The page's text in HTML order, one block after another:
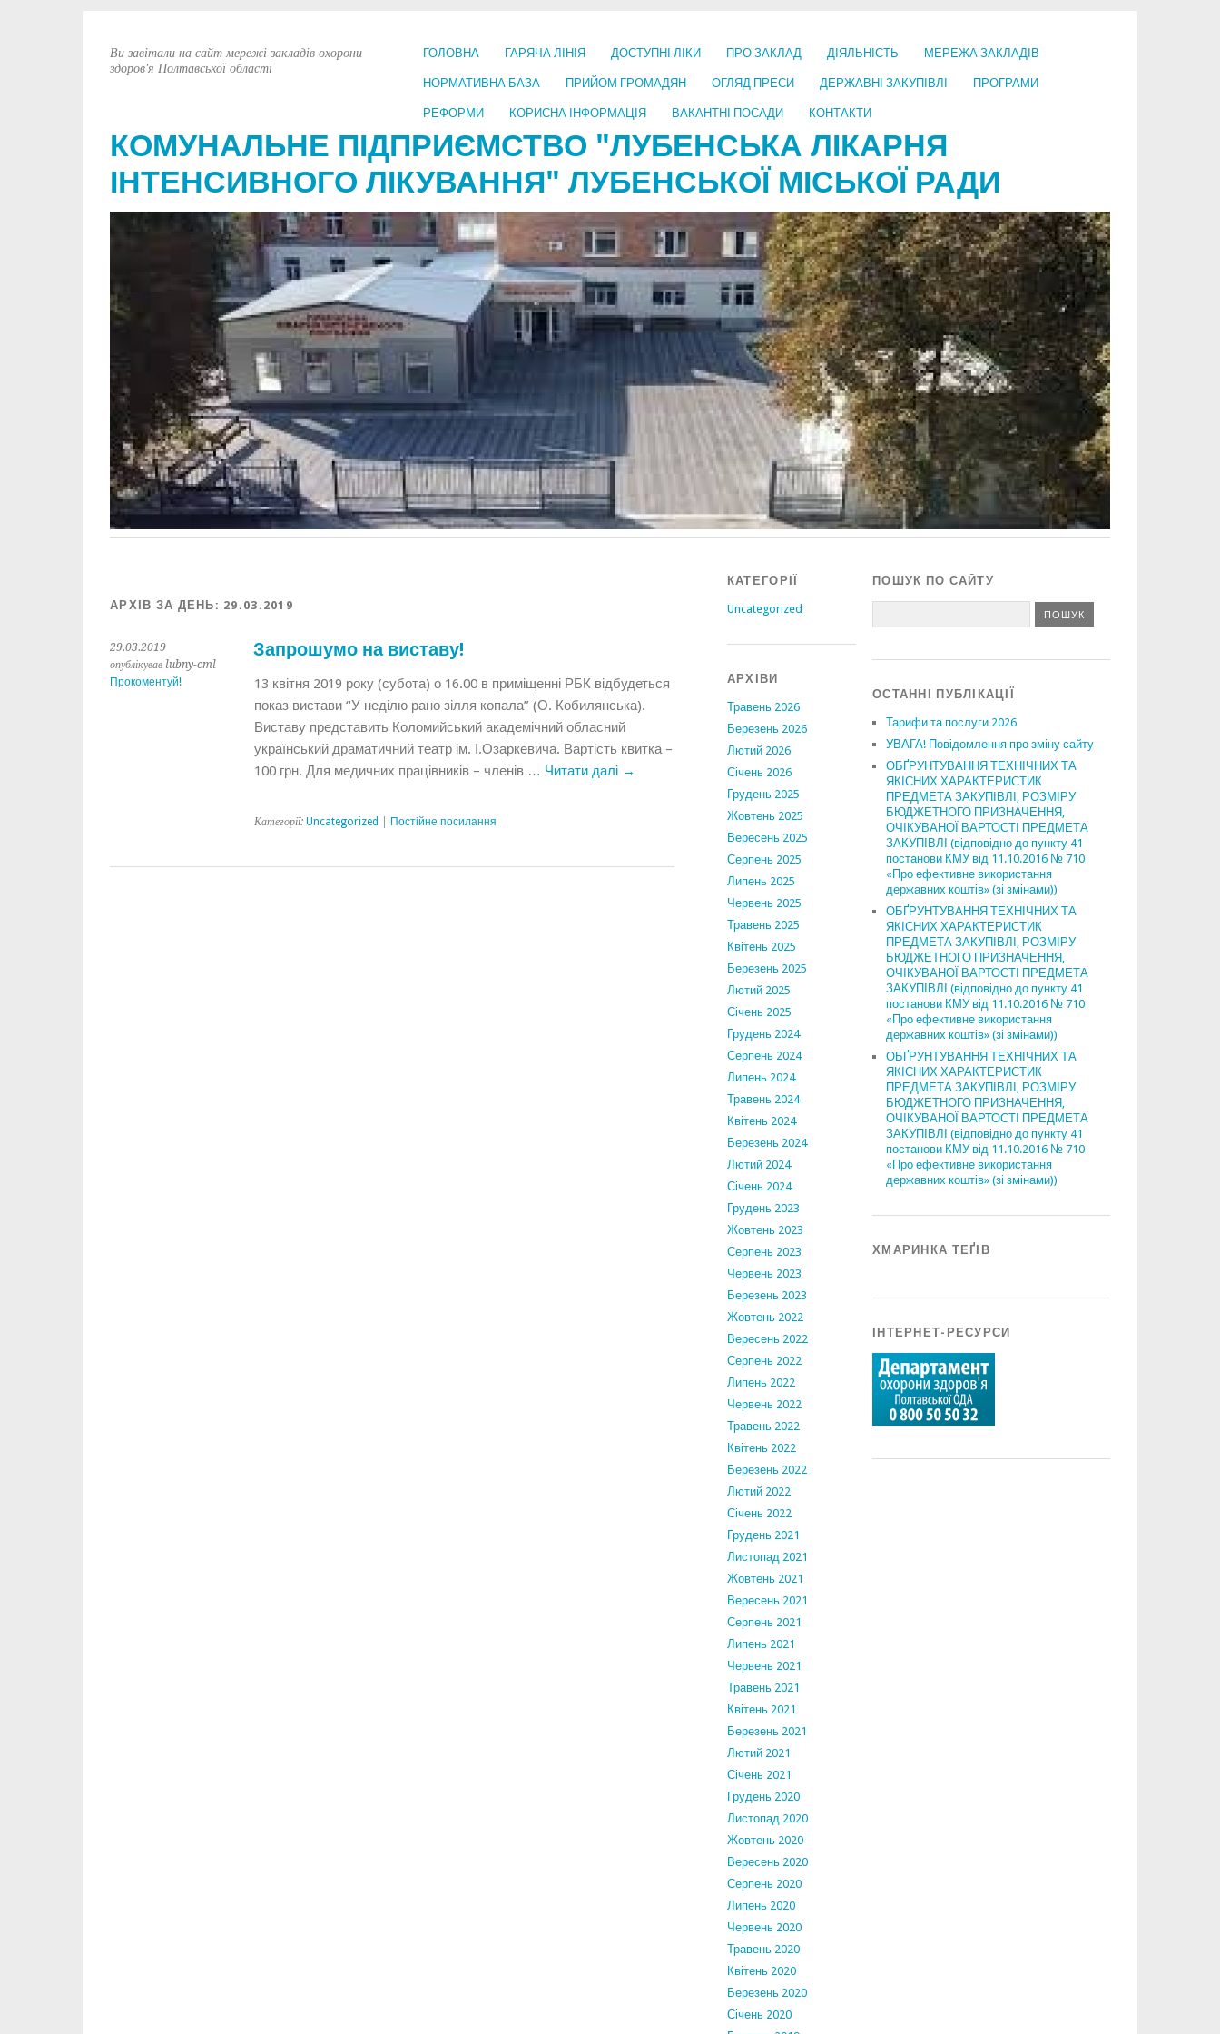
ГОЛОВНА ГАРЯЧА ЛІНІЯ ДОСТУПНІ ЛІКИ ПРО ЗАКЛАД ДІЯЛЬНІСТЬ МЕРЕЖА ЗАКЛАДІВ
НОРМАТИВНА БАЗА ПРИЙОМ ГРОМАДЯН ОГЛЯД ПРЕСИ ДЕРЖАВНІ ЗАКУПІВЛІ ПРОГРАМИ
РЕФОРМИ КОРИСНА ІНФОРМАЦІЯ ВАКАНТНІ ПОСАДИ КОНТАКТИ
КОМУНАЛЬНЕ ПІДПРИЄМСТВО "ЛУБЕНСЬКА ЛІКАРНЯ
ІНТЕНСИВНОГО ЛІКУВАННЯ" ЛУБЕНСЬКОЇ МІСЬКОЇ РАДИ
Ви завітали на сайт мережі закладів охорони
здоров'я Полтавської області
АРХІВ ЗА ДЕНЬ: 29.03.2019
29.03.2019
опублікував lubny-cml
Прокоментуй!
Запрошумо на виставу!
13 квітня 2019 року (субота) о 16.00 в приміщенні РБК відбудеться
показ вистави “У неділю рано зілля копала” (О. Кобилянська).
Виставу представить Коломийський академічний обласний
український драматичний театр ім. І.Озаркевича. Вартість квитка –
100 грн. Для медичних працівників – членів … Читати далі →
Категорії: Uncategorized Постійне посилання
КАТЕГОРІЇ
Uncategorized
АРХІВИ
Травень 2026
Березень 2026
Лютий 2026
Січень 2026
Грудень 2025
Жовтень 2025
Вересень 2025
Серпень 2025
Липень 2025
Червень 2025
Травень 2025
Квітень 2025
Березень 2025
Лютий 2025
Січень 2025
Грудень 2024
Серпень 2024
Липень 2024
Травень 2024
Квітень 2024
Березень 2024
Лютий 2024
Січень 2024
Грудень 2023
Жовтень 2023
Серпень 2023
Червень 2023
Березень 2023
Жовтень 2022
Вересень 2022
Серпень 2022
Липень 2022
Червень 2022
Травень 2022
Квітень 2022
Березень 2022
Лютий 2022
Січень 2022
Грудень 2021
Листопад 2021
Жовтень 2021
Вересень 2021
Серпень 2021
Липень 2021
Червень 2021
Травень 2021
Квітень 2021
Березень 2021
Лютий 2021
Січень 2021
Грудень 2020
Листопад 2020
Жовтень 2020
Вересень 2020
Серпень 2020
Липень 2020
Червень 2020
Травень 2020
Квітень 2020
Березень 2020
Січень 2020
ПОШУК ПО САЙТУ
ОСТАННІ ПУБЛІКАЦІЇ
Тарифи та послуги 2026
УВАГА! Повідомлення про зміну сайту
ОБҐРУНТУВАННЯ ТЕХНІЧНИХ ТА
ЯКІСНИХ ХАРАКТЕРИСТИК
ПРЕДМЕТА ЗАКУПІВЛІ, РОЗМІРУ
БЮДЖЕТНОГО ПРИЗНАЧЕННЯ,
ОЧІКУВАНОЇ ВАРТОСТІ ПРЕДМЕТА
ЗАКУПІВЛІ (відповідно до пункту 41
постанови КМУ від 11.10.2016 № 710
«Про ефективне використання
державних коштів» (зі змінами))
ОБҐРУНТУВАННЯ ТЕХНІЧНИХ ТА
ЯКІСНИХ ХАРАКТЕРИСТИК
ПРЕДМЕТА ЗАКУПІВЛІ, РОЗМІРУ
БЮДЖЕТНОГО ПРИЗНАЧЕННЯ,
ОЧІКУВАНОЇ ВАРТОСТІ ПРЕДМЕТА
ЗАКУПІВЛІ (відповідно до пункту 41
постанови КМУ від 11.10.2016 № 710
«Про ефективне використання
державних коштів» (зі змінами))
ОБҐРУНТУВАННЯ ТЕХНІЧНИХ ТА
ЯКІСНИХ ХАРАКТЕРИСТИК
ПРЕДМЕТА ЗАКУПІВЛІ, РОЗМІРУ
БЮДЖЕТНОГО ПРИЗНАЧЕННЯ,
ОЧІКУВАНОЇ ВАРТОСТІ ПРЕДМЕТА
ЗАКУПІВЛІ (відповідно до пункту 41
постанови КМУ від 11.10.2016 № 710
«Про ефективне використання
державних коштів» (зі змінами))
ХМАРИНКА ТЕҐІВ
ІНТЕРНЕТ-РЕСУРСИ